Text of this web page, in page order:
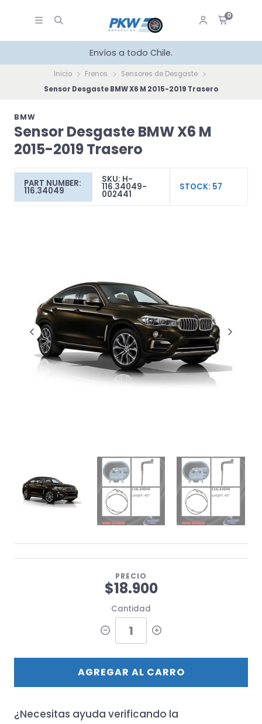
0
Envíos a todo Chile.
Inicio Frenos
Sensores de Desgaste
Sensor Desgaste BMW X6 M 2015-2019 Trasero
BMW
Sensor Desgaste BMW X6 M
2015-2019 Trasero
PART NUMBER:
116.34049
SKU: H-
116.34049-
002441
STOCK: 57
PRECIO
$18.900
Cantidad
AGREGAR AL CARRO
¿Necesitas ayuda verificando la